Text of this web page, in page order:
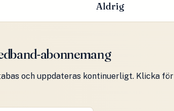
Aldrig
abonnemang
och uppdateras kontinuerligt. Klicka för